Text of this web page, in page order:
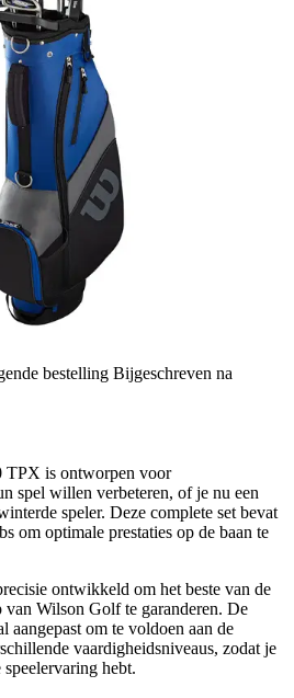
bestelling Bijgeschreven na
TPX is ontworpen voor
spel willen verbeteren, of je nu een
speler. Deze complete set bevat
om optimale prestaties op de baan te
ontwikkeld om het beste van de
van Wilson Golf te garanderen. De
aangepast om te voldoen aan de
vaardigheidsniveaus, zodat je
speelervaring hebt.